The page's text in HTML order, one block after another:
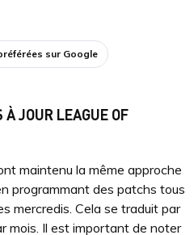
sur Google
JOUR LEAGUE OF
maintenu la même approche
programmant des patchs tous
mercredis. Cela se traduit par
mois. Il est important de noter